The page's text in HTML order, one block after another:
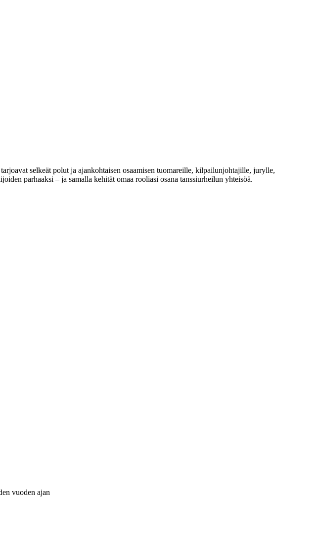
selkeät polut ja ajankohtaisen osaamisen tuomareille, kilpailunjohtajille, jurylle,
parhaaksi – ja samalla kehität omaa rooliasi osana tanssiurheilun yhteisöä.
vuoden ajan